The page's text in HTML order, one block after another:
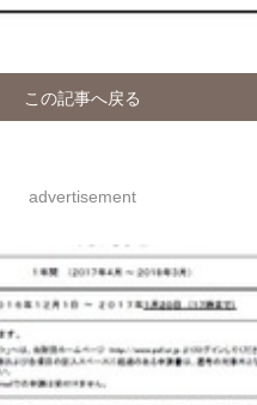
この記事へ戻る
advertisement